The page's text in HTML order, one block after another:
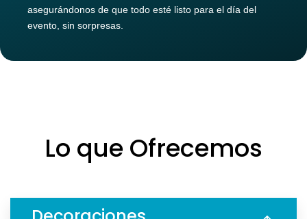
asegurándonos de que todo esté listo para el día del
evento, sin sorpresas.
Lo que Ofrecemos